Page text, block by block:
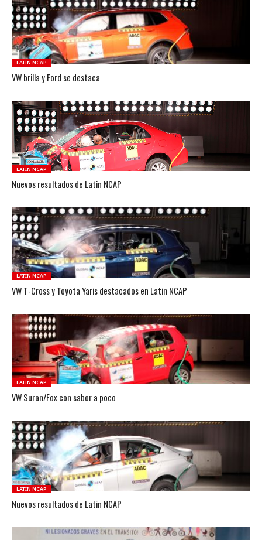
LATIN NCAP
VW brilla y Ford se destaca
LATIN NCAP
Nuevos resultados de Latin NCAP
LATIN NCAP
VW T-Cross y Toyota Yaris destacados en Latin NCAP
LATIN NCAP
VW Suran/Fox con sabor a poco
LATIN NCAP
Nuevos resultados de Latin NCAP